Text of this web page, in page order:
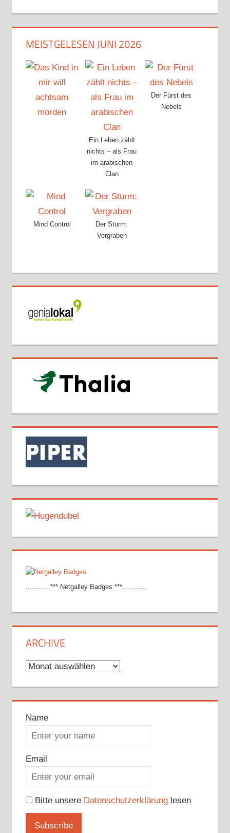
MEISTGELESEN JUNI 2026
Ein Leben zählt
nichts – als Frau
im arabischen
Clan
Der Fürst des
Nebels
Mind Control
Der Sturm:
Vergraben
............*** Netgalley Badges ***............
ARCHIVE
Archive
Name
Email
Bitte unsere Datenschutzerklärunglesen